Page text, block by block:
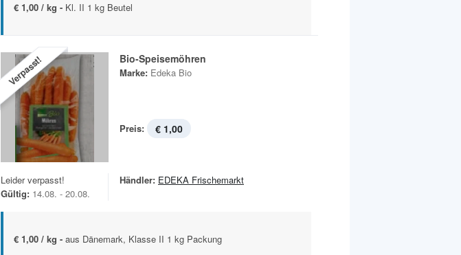
€ 1,00 / kg - Kl. II 1 kg Beutel
Verpasst! Bio-Speisemöhren
Marke: Edeka Bio
Preis: € 1,00
Leider verpasst!
Gültig: 14.08. - 20.08.
Händler: EDEKA Frischemarkt
€ 1,00 / kg - aus Dänemark, Klasse II 1 kg Packung